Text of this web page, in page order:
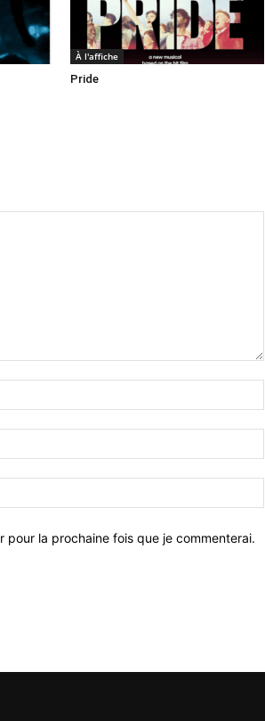
À l'affiche
Pride
la prochaine fois que je commenterai.